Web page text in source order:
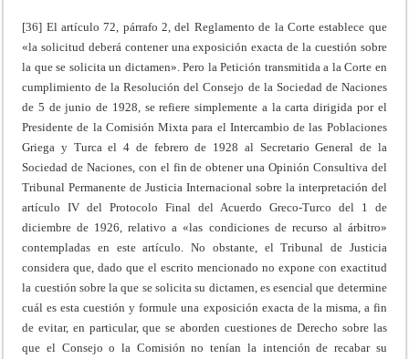
[36] El artículo 72, párrafo 2, del Reglamento de la Corte establece que
«la solicitud deberá contener una exposición exacta de la cuestión sobre
la que se solicita un dictamen». Pero la Petición transmitida a la Corte en
cumplimiento de la Resolución del Consejo de la Sociedad de Naciones
de 5 de junio de 1928, se refiere simplemente a la carta dirigida por el
Presidente de la Comisión Mixta para el Intercambio de las Poblaciones
Griega y Turca el 4 de febrero de 1928 al Secretario General de la
Sociedad de Naciones, con el fin de obtener una Opinión Consultiva del
Tribunal Permanente de Justicia Internacional sobre la interpretación del
artículo IV del Protocolo Final del Acuerdo Greco-Turco del 1 de
diciembre de 1926, relativo a «las condiciones de recurso al árbitro»
contempladas en este artículo. No obstante, el Tribunal de Justicia
considera que, dado que el escrito mencionado no expone con exactitud
la cuestión sobre la que se solicita su dictamen, es esencial que determine
cuál es esta cuestión y formule una exposición exacta de la misma, a fin
de evitar, en particular, que se aborden cuestiones de Derecho sobre las
que el Consejo o la Comisión no tenían la intención de recabar su